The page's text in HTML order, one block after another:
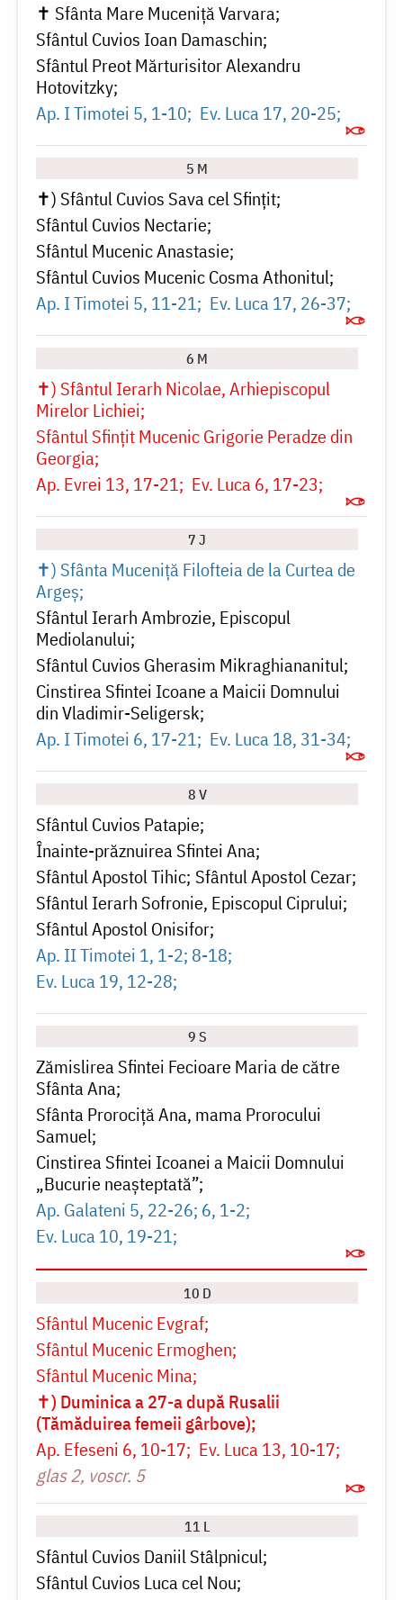
✝ Sfânta Mare Muceniță Varvara
Sfântul Cuvios Ioan Damaschin
Sfântul Preot Mărturisitor Alexandru
Hotovitzky
Ap. I Timotei 5, 1-10 Ev. Luca 17, 20-25
5 M
✝) Sfântul Cuvios Sava cel Sfințit
Sfântul Cuvios Nectarie
Sfântul Mucenic Anastasie
Sfântul Cuvios Mucenic Cosma Athonitul
Ap. I Timotei 5, 11-21 Ev. Luca 17, 26-37
6 M
✝) Sfântul Ierarh Nicolae, Arhiepiscopul
Mirelor Lichiei
Sfântul Sfințit Mucenic Grigorie Peradze din
Georgia
Ap. Evrei 13, 17-21 Ev. Luca 6, 17-23
7 J
✝) Sfânta Muceniță Filofteia de la Curtea de
Argeș
Sfântul Ierarh Ambrozie, Episcopul
Mediolanului
Sfântul Cuvios Gherasim Mikraghiananitul
Cinstirea Sfintei Icoane a Maicii Domnului
din Vladimir-Seligersk
Ap. I Timotei 6, 17-21 Ev. Luca 18, 31-34
8 V
Sfântul Cuvios Patapie
Înainte-prăznuirea Sfintei Ana
Sfântul Apostol Tihic Sfântul Apostol Cezar
Sfântul Ierarh Sofronie, Episcopul Ciprului
Sfântul Apostol Onisifor
Ap. II Timotei 1, 1-2; 8-18
Ev. Luca 19, 12-28
9 S
Zămislirea Sfintei Fecioare Maria de către
Sfânta Ana
Sfânta Prorociță Ana, mama Prorocului
Samuel
Cinstirea Sfintei Icoanei a Maicii Domnului
„Bucurie neașteptată”
Ap. Galateni 5, 22-26; 6, 1-2
Ev. Luca 10, 19-21
10 D
Sfântul Mucenic Evgraf
Sfântul Mucenic Ermoghen
Sfântul Mucenic Mina
✝) Duminica a 27-a după Rusalii
(Tămăduirea femeii gârbove)
Ap. Efeseni 6, 10-17 Ev. Luca 13, 10-17
glas 2, voscr. 5
11 L
Sfântul Cuvios Daniil Stâlpnicul
Sfântul Cuvios Luca cel Nou